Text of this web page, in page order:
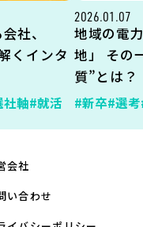
社、
くインタ
軸#就活
2026.01.07
地域の電
地」 その
質”とは？
#新卒#選考
会社
い合わせ